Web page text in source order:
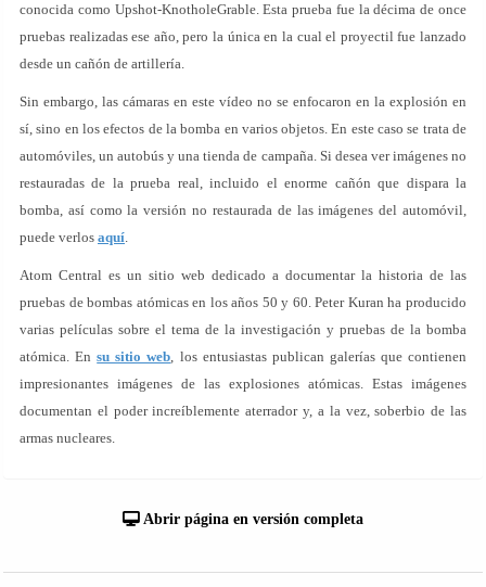
conocida como Upshot-KnotholeGrable. Esta prueba fue la décima de once
pruebas realizadas ese año, pero la única en la cual el proyectil fue lanzado
desde un cañón de artillería.
Sin embargo, las cámaras en este vídeo no se enfocaron en la explosión en
sí, sino en los efectos de la bomba en varios objetos. En este caso se trata de
automóviles, un autobús y una tienda de campaña. Si desea ver imágenes no
restauradas de la prueba real, incluido el enorme cañón que dispara la
bomba, así como la versión no restaurada de las imágenes del automóvil,
puede verlos aquí.
Atom Central es un sitio web dedicado a documentar la historia de las
pruebas de bombas atómicas en los años 50 y 60. Peter Kuran ha producido
varias películas sobre el tema de la investigación y pruebas de la bomba
atómica. Ensu sitio web, los entusiastas publican galerías que contienen
impresionantes imágenes de las explosiones atómicas. Estas imágenes
documentan el poder increíblemente aterrador y, a la vez, soberbio de las
armas nucleares.
Abrir página en versión completa